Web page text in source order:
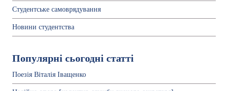
Студентське самоврядування
Новини студентства
Популярні сьогодні статті
Поезія Віталія Іващенко